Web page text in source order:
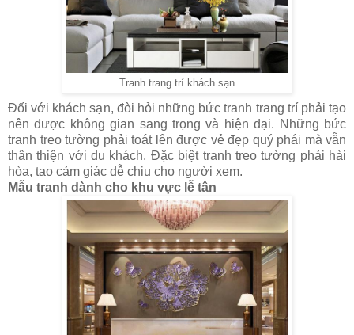
Tranh trang trí khách sạn
Đối với khách sạn, đòi hỏi những bức tranh trang trí phải tạo
nên được không gian sang trọng và hiện đại. Những bức
tranh treo tường phải toát lên được vẻ đẹp quý phái mà vẫn
thân thiện với du khách. Đặc biệt tranh treo tường phải hài
hòa, tạo cảm giác dễ chịu cho người xem.
Mẫu tranh dành cho khu vực lễ tân